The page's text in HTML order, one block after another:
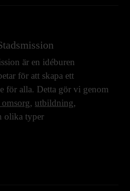
är en idéburen
för att skapa ett
för alla. Detta gör vi genom
omsorg, utbildning,
olika typer